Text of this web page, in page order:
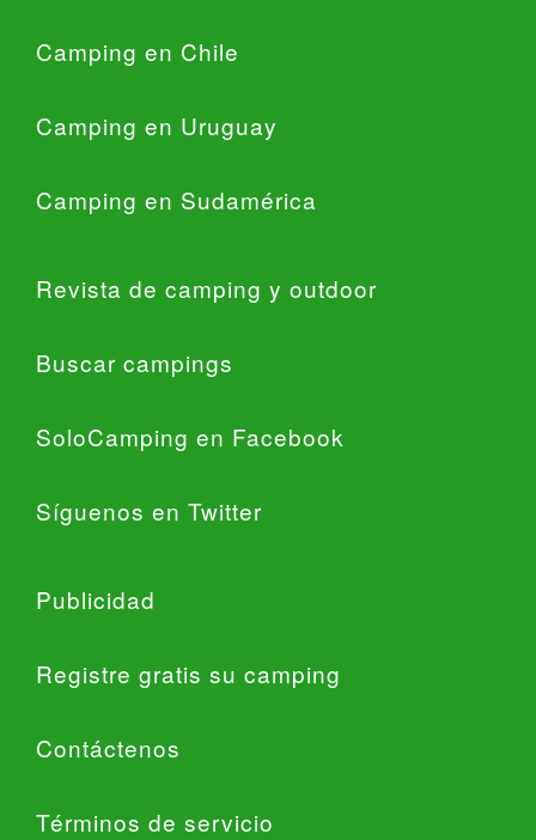
Camping en Chile
Camping en Uruguay
Camping en Sudamérica
Revista de camping y outdoor
Buscar campings
SoloCamping en Facebook
Síguenos en Twitter
Publicidad
Registre gratis su camping
Contáctenos
Términos de servicio